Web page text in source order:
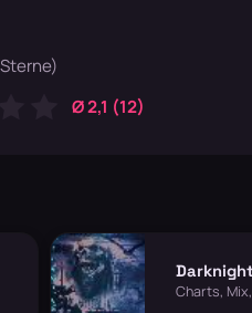
Ø 2,1 (12)
Charts,